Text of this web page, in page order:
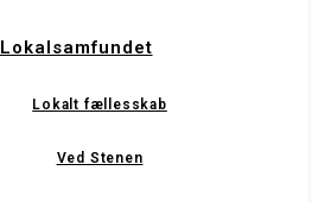
Lokalsamfundet
Lokalt fællesskab
Ved Stenen